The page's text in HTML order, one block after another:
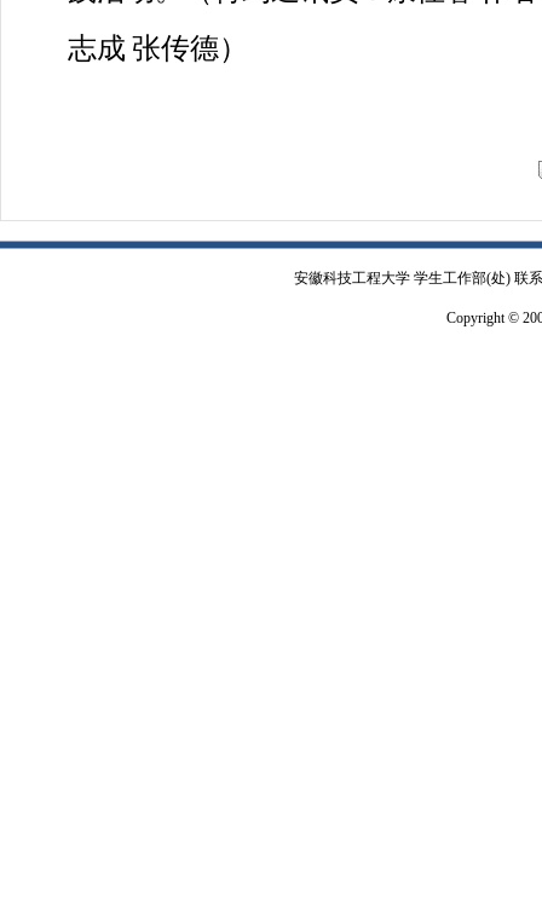
志成 张传德）
安徽科技工程大学 学生工作部(处) 联
Copyright ©